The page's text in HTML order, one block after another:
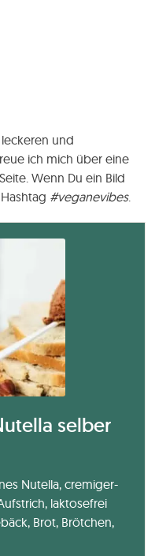
und
ich mich über eine
Wenn Du ein Bild
#veganevibes.
selber
Nutella, cremiger-
laktosefrei
Brot, Brötchen,